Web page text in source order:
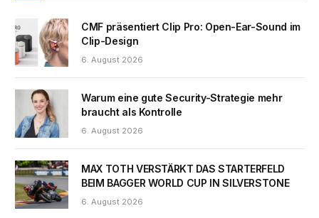
CMF präsentiert Clip Pro: Open-Ear-Sound im
Clip-Design
6. August 2026
Warum eine gute Security-Strategie mehr
braucht als Kontrolle
6. August 2026
MAX TOTH VERSTÄRKT DAS STARTERFELD
BEIM BAGGER WORLD CUP IN SILVERSTONE
6. August 2026